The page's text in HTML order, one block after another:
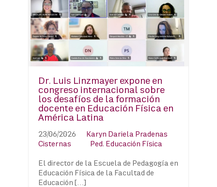
Dr. Luis Linzmayer expone en
congreso internacional sobre
los desafíos de la formación
docente en Educación Física en
América Latina
23/06/2026
Karyn Dariela Pradenas
Cisternas
Ped. Educación Física
El director de la Escuela de Pedagogía en
Educación Física de la Facultad de
Educación […]